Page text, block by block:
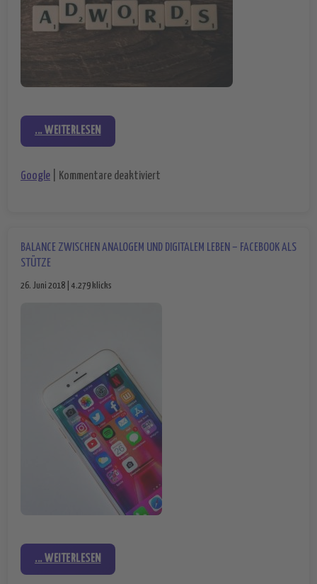
... WEITERLESEN
Google Kommentare deaktiviert
BALANCE ZWISCHEN ANALOGEM UND DIGITALEM LEBEN – FACEBOOK ALS
STÜTZE
26. Juni 2018 | 4.279 klicks
... WEITERLESEN